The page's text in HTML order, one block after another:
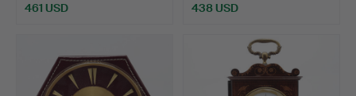
461 USD 438 USD